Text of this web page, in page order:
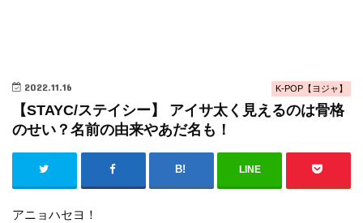
K-POP【ヨジャ】
2022.11.16
【STAYC/ステイシー】 アイサ太く見えるのは骨格
のせい？名前の由来やあだ名も！
LINE
アニョハセヨ！